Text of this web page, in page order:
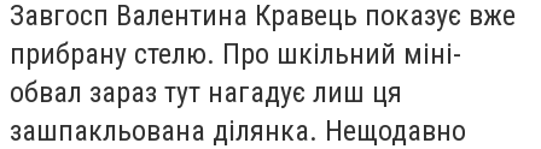
Завгосп Валентина Кравець показує вже
прибрану стелю. Про шкільний міні-
обвал зараз тут нагадує лиш ця
зашпакльована ділянка. Нещодавно